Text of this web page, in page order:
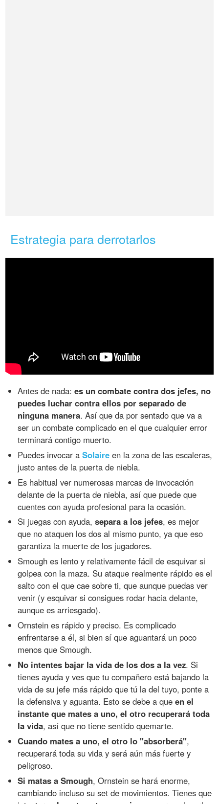
Estrategia para derrotarlos
Antes de nada:es un combate contra dos jefes, no
puedes luchar contra ellos por separado de
ninguna manera. Así que da por sentado que va a
ser un combate complicado en el que cualquier error
terminará contigo muerto.
Puedes invocar aSolaire en la zona de las escaleras,
justo antes de la puerta de niebla.
Es habitual ver numerosas marcas de invocación
delante de la puerta de niebla, así que puede que
cuentes con ayuda profesional para la ocasión.
Si juegas con ayuda,separa a los jefes, es mejor
que no ataquen los dos al mismo punto, ya que eso
garantiza la muerte de los jugadores.
Smough es lento y relativamente fácil de esquivar si
golpea con la maza. Su ataque realmente rápido es el
salto con el que cae sobre ti, que aunque puedas ver
venir (y esquivar si consigues rodar hacia delante,
aunque es arriesgado).
Ornstein es rápido y preciso. Es complicado
enfrentarse a él, si bien sí que aguantará un poco
menos que Smough.
No intentes bajar la vida de los dos a la vez. Si
tienes ayuda y ves que tu compañero está bajando la
vida de su jefe más rápido que tú la del tuyo, ponte a
la defensiva y aguanta. Esto se debe a queen el
instante que mates a uno, el otro recuperará toda
la vida, así que no tiene sentido quemarte.
Cuando mates a uno, el otro lo "absorberá",
recuperará toda su vida y será aún más fuerte y
peligroso.
Si matas a Smough, Ornstein se hará enorme,
cambiando incluso su set de movimientos. Tienes que